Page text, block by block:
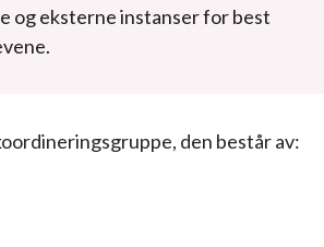
og eksterne instanser for best
den består av: